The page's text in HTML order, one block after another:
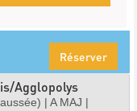
Réserver
Agglopolys
| A MAJ |